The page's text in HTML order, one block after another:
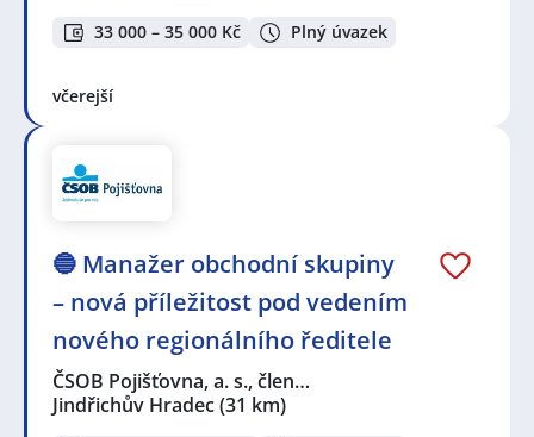
33 000 – 35 000 Kč Plný úvazek
včerejší
🔵 Manažer obchodní skupiny
– nová příležitost pod vedením
nového regionálního ředitele
ČSOB Pojišťovna, a. s., člen…
Jindřichův Hradec(31 km)